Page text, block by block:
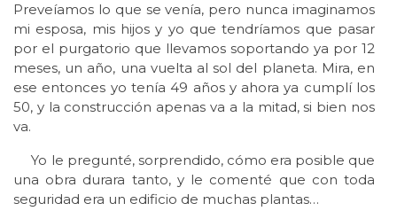
Preveíamos lo que se venía, pero nunca imaginamos
mi esposa, mis hijos y yo que tendríamos que pasar
por el purgatorio que llevamos soportando ya por 12
meses, un año, una vuelta al sol del planeta. Mira, en
ese entonces yo tenía 49 años y ahora ya cumplí los
50, y la construcción apenas va a la mitad, si bien nos
va.
Yo le pregunté, sorprendido, cómo era posible que
una obra durara tanto, y le comenté que con toda
seguridad era un edificio de muchas plantas…